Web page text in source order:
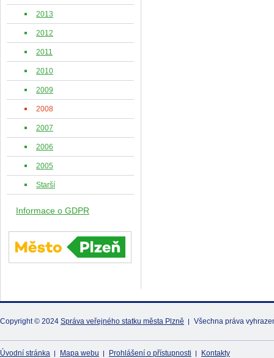
2013
2012
2011
2010
2009
2008
2007
2006
2005
Starší
Informace o GDPR
Copyright © 2024 Správa veřejného statku města Plzně Všechna práva
Úvodní stránka Mapa webu Prohlášení o přístupnosti Kontakty